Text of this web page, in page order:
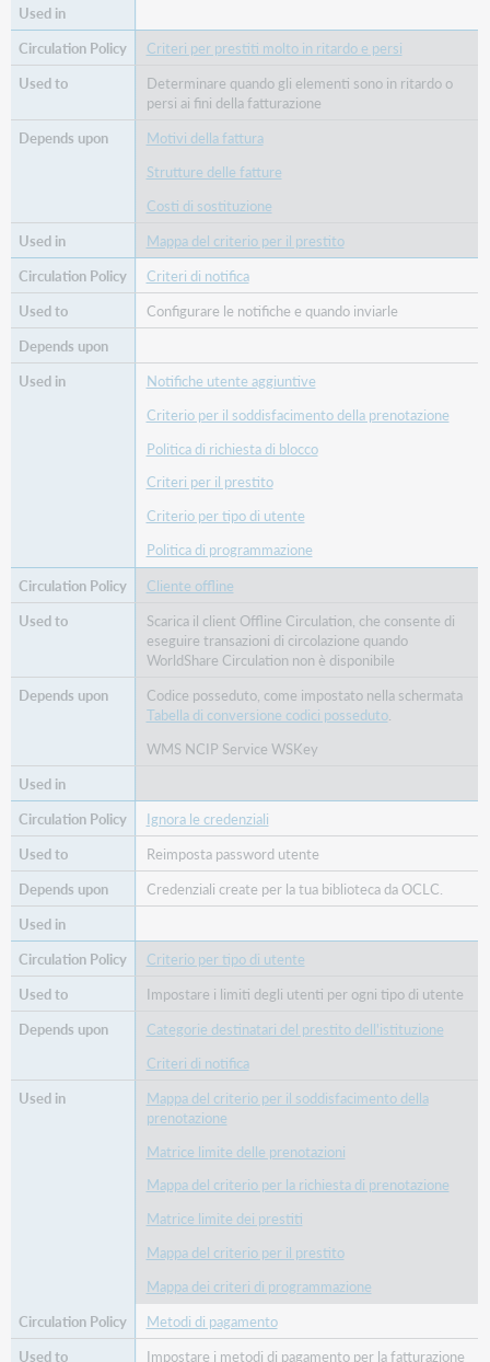
Criteri per prestiti molto in ritardo e persi
Determinare quando gli elementi sono in ritardo o
persi ai fini della fatturazione
Motivi della fattura
Strutture delle fatture
Costi di sostituzione
Mappa del criterio per il prestito
Criteri di notifica
Configurare le notifiche e quando inviarle
Notifiche utente aggiuntive
Criterio per il soddisfacimento della prenotazione
Politica di richiesta di blocco
Criteri per il prestito
Criterio per tipo di utente
Politica di programmazione
Cliente offline
Scarica il client Offline Circulation, che consente di
eseguire transazioni di circolazione quando
WorldShare Circulation non è disponibile
Codice posseduto, come impostato nella schermata
Tabella di conversione codici posseduto.
WMS NCIP Service WSKey
Ignora le credenziali
Reimposta password utente
Credenziali create per la tua biblioteca da OCLC.
Criterio per tipo di utente
Impostare i limiti degli utenti per ogni tipo di utente
Categorie destinatari del prestito dell'istituzione
Criteri di notifica
Mappa del criterio per il soddisfacimento della
prenotazione
Matrice limite delle prenotazioni
Mappa del criterio per la richiesta di prenotazione
Matrice limite dei prestiti
Mappa del criterio per il prestito
Mappa dei criteri di programmazione
Metodi di pagamento
Impostare i metodi di pagamento per la fatturazione